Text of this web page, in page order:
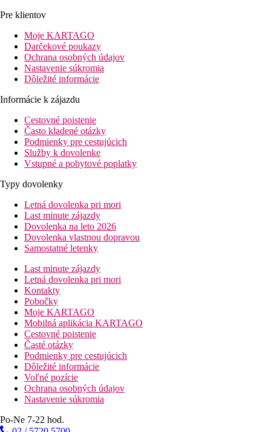
Pre klientov
Moje KARTAGO
Darčekové poukazy
Ochrana osobných údajov
Nastavenie súkromia
Dôležité informácie
Informácie k zájazdu
Cestovné poistenie
Často kladené otázky
Podmienky pre cestujúcich
Služby k dovolenke
Vstupné a pobytové poplatky
Typy dovolenky
Letná dovolenka pri mori
Last minute zájazdy
Dovolenka na leto 2026
Dovolenka vlastnou dopravou
Samostatné letenky
Last minute zájazdy
Letná dovolenka pri mori
Kontakty
Pobočky
Moje KARTAGO
Mobilná aplikácia KARTAGO
Cestovné poistenie
Časté otázky
Podmienky pre cestujúcich
Dôležité informácie
Voľné pozície
Ochrana osobných údajov
Nastavenie súkromia
Po-Ne 7-22 hod.